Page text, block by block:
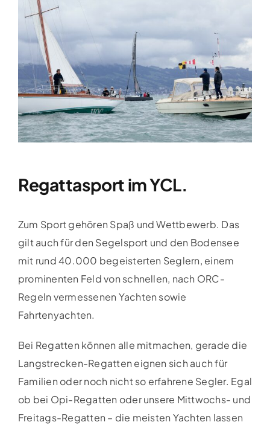
Clubboote
Clubhaus
Sponsoren
Galerien
Regattasport im YCL.
Zum Sport gehören Spaß und Wettbewerb. Das
gilt auch für den Segelsport und den Bodensee
mit rund 40.000 begeisterten Seglern, einem
prominenten Feld von schnellen, nach ORC-
Regeln vermessenen Yachten sowie
Fahrtenyachten.
Bei Regatten können alle mitmachen, gerade die
Langstrecken-Regatten eignen sich auch für
Familien oder noch nicht so erfahrene Segler. Egal
ob bei Opi-Regatten oder unsere Mittwochs- und
Freitags-Regatten – die meisten Yachten lassen